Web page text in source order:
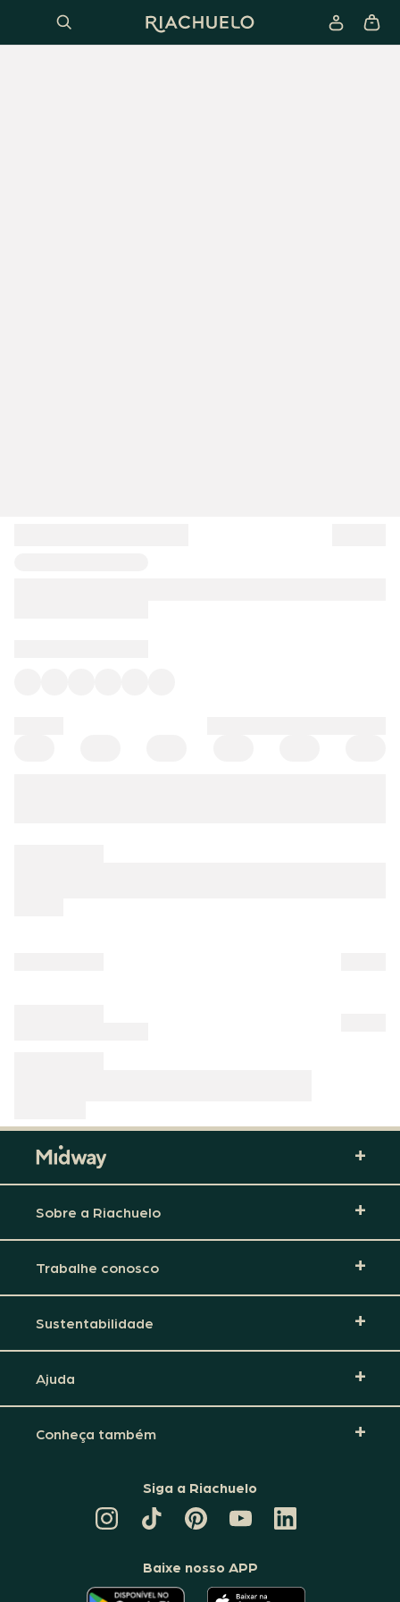
Sobre a Riachuelo
Trabalhe conosco
Sustentabilidade
Ajuda
Conheça também
Siga a Riachuelo
TIKTOK
DA
PINTEREST
DA
CANAL
DA
RIACHUELO
LINKEDIN
DA
Baixe nosso APP
O O